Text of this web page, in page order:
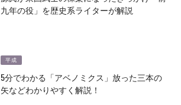
九年の役」を歴史系ライターが解説
平成
5分でわかる「アベノミクス」放った三本の
矢などわかりやすく解説！